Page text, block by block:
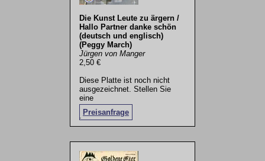
Die Kunst Leute zu ärgern /
Hallo Partner danke schön
(deutsch und englisch)
(Peggy March)
Jürgen von Manger
2,50 €
Diese Platte ist noch nicht
ausgezeichnet. Stellen Sie
eine
Preisanfrage
.